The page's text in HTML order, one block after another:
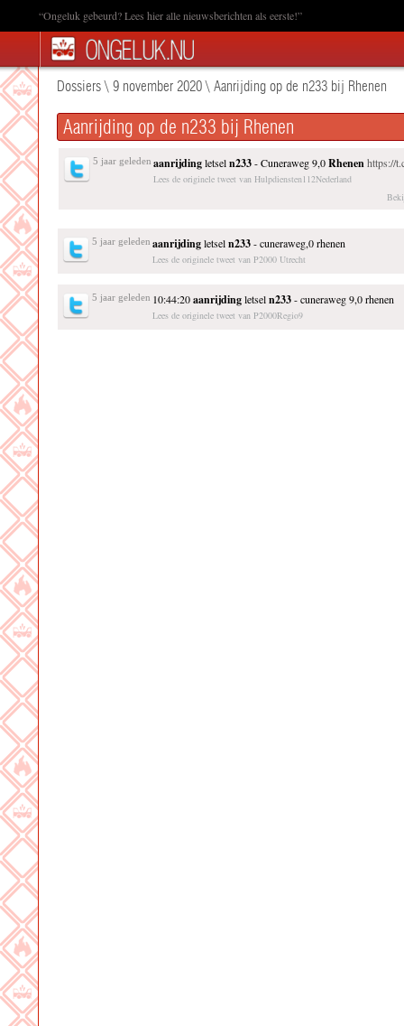
“Ongeluk gebeurd? Lees hier alle nieuwsberichten als eerste!”
Dossiers\ 9 november 2020\ Aanrijding op de n233 bij Rhenen
Aanrijding op de n233 bij Rhenen
5 jaar geleden aanrijdingletseln233- Cuneraweg 9,0Rhenenhttps://
Lees de originele tweet van Hulpdiensten112Nederland
5 jaar geleden aanrijdingletseln233- cuneraweg,0 rhenen
Lees de originele tweet van P2000 Utrecht
5 jaar geleden 10:44:20aanrijdingletseln233- cuneraweg 9,0 rhenen
Lees de originele tweet van P2000Regio9